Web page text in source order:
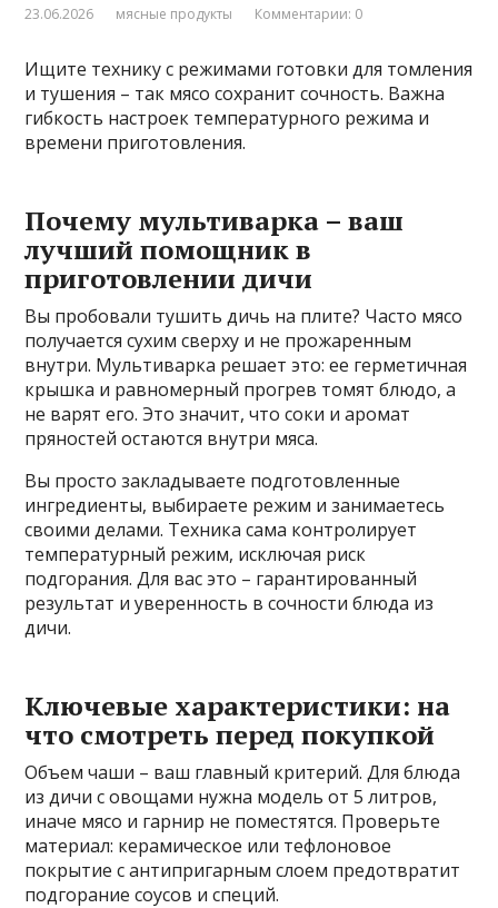
23.06.2026 мясные продукты Комментарии: 0
Ищите технику с режимами готовки для томления
и тушения – так мясо сохранит сочность. Важна
гибкость настроек температурного режима и
времени приготовления.
Почему мультиварка – ваш
лучший помощник в
приготовлении дичи
Вы пробовали тушить дичь на плите? Часто мясо
получается сухим сверху и не прожаренным
внутри. Мультиварка решает это: ее герметичная
крышка и равномерный прогрев томят блюдо, а
не варят его. Это значит, что соки и аромат
пряностей остаются внутри мяса.
Вы просто закладываете подготовленные
ингредиенты, выбираете режим и занимаетесь
своими делами. Техника сама контролирует
температурный режим, исключая риск
подгорания. Для вас это – гарантированный
результат и уверенность в сочности блюда из
дичи.
Ключевые характеристики: на
что смотреть перед покупкой
Объем чаши – ваш главный критерий. Для блюда
из дичи с овощами нужна модель от 5 литров,
иначе мясо и гарнир не поместятся. Проверьте
материал: керамическое или тефлоновое
покрытие с антипригарным слоем предотвратит
подгорание соусов и специй.